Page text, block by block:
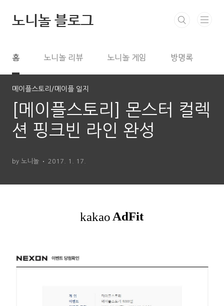
노니놀 블로그
홈 노니놀 리뷰 노니놀 게임 방명록
메이플스토리/메이플 일지
[메이플스토리] 몬스터 컬렉
션 핑크빈 라인 완성
by 노니놀 2017. 1. 17.